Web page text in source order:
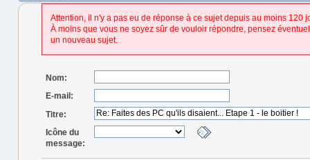
Attention, il n'y a pas eu de réponse à ce sujet depuis au moins 120
À moins que vous ne soyez sûr de vouloir répondre, pensez
un nouveau sujet.
Nom:
E-mail:
Titre:
Icône du
message: